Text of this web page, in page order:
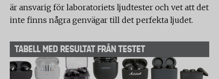
är ansvarig för laboratoriets ljudtester och vet att det
inte finns några genvägar till det perfekta ljudet.
TABELL MED RESULTAT FRÅN TESTET